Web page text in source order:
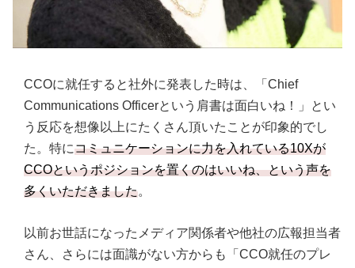
CCOに就任すると社外に発表した時は、「Chief
Communications Officerという肩書は面白いね！」とい
う反応を想像以上にたくさん頂いたことが印象的でし
た。特にコミュニケーションに力を入れている10Xが
CCOというポジションを置くのはいいね、という声を
多くいただきました。
以前お世話になったメディア関係者や他社の広報担当者
さん、さらには面識がない方からも「CCO就任のプレ